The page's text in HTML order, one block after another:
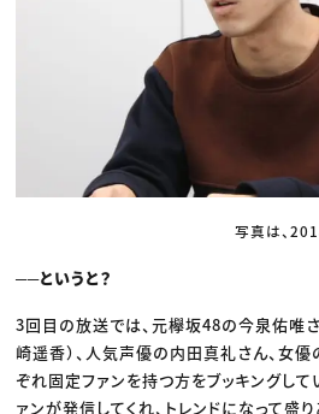
写真は、
──というと？
3回目の放送では、元欅坂48の今泉佑唯
崎遥香）、人気声優の内田真礼さん、女
ぞれ固定ファンを持つ方をブッキングして
ァンが発信してくれ、トレンドになって盛